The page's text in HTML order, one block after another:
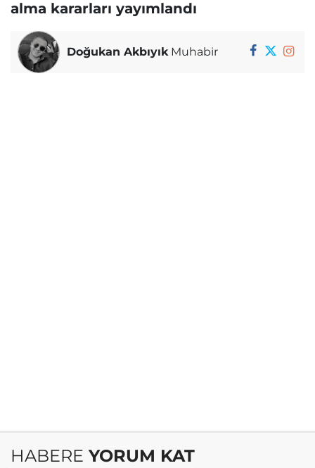
alma kararları yayımlandı
Doğukan AkbıyıkMuhabir
HABERE YORUM KAT